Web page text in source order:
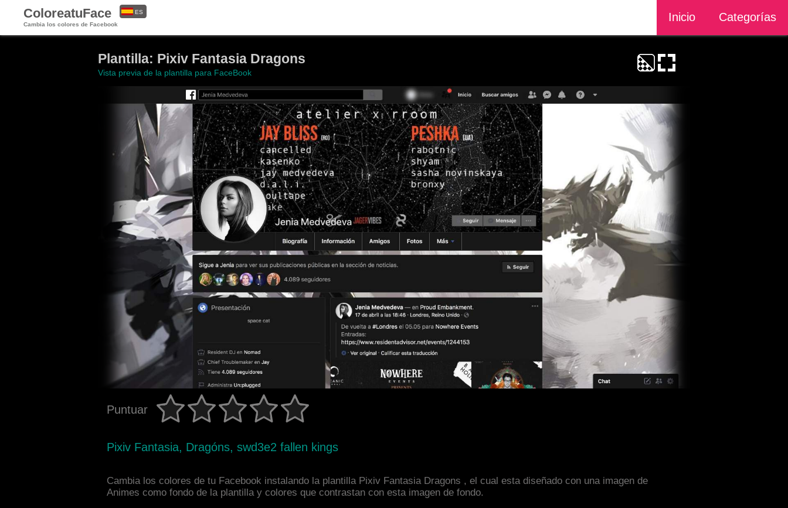
ColoreatuFace
Cambia los colores de Facebook
Inicio Categorías
ES
Plantilla: Pixiv Fantasia Dragons
Vista previa de la plantilla para FaceBook
Puntuar
Pixiv Fantasia, Dragóns, swd3e2 fallen kings
Cambia los colores de tu Facebook instalando la plantilla Pixiv Fantasia Dragons , el cual esta diseñado con una imagen de
Animes como fondo de la plantilla y colores que contrastan con esta imagen de fondo.